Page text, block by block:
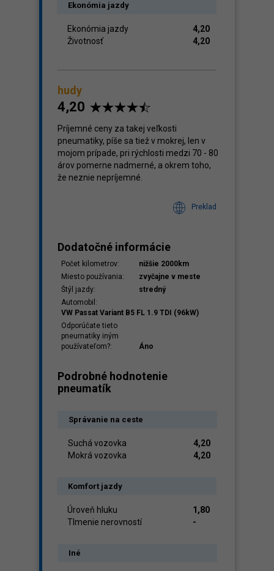
Ekonómia jazdy
Ekonómia jazdy
4,20
Životnosť
4,20
hudy
4,20
Príjemné ceny za takej veľkosti
pneumatiky, píše sa tiež v mokrej, len v
mojom prípade, pri rýchlosti medzi 70 - 80
árov pomerne nadmerné, a okrem toho,
že neznie nepríjemné.
Preklad
Dodatočné informácie
Počet kilometrov:
nižšie 2000km
Miesto používania:
zvyčajne v meste
Štýl jazdy:
stredný
Automobil:
VW Passat Variant B5 FL 1.9 TDI (96kW)
Odporúčate tieto
pneumatiky iným
používateľom?:
Áno
Podrobné hodnotenie
pneumatík
Správanie na ceste
Suchá vozovka
4,20
Mokrá vozovka
4,20
Komfort jazdy
Úroveň hluku
1,80
Tlmenie nerovností
-
Iné